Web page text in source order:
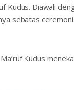
Diawali
sebatas
Kudus